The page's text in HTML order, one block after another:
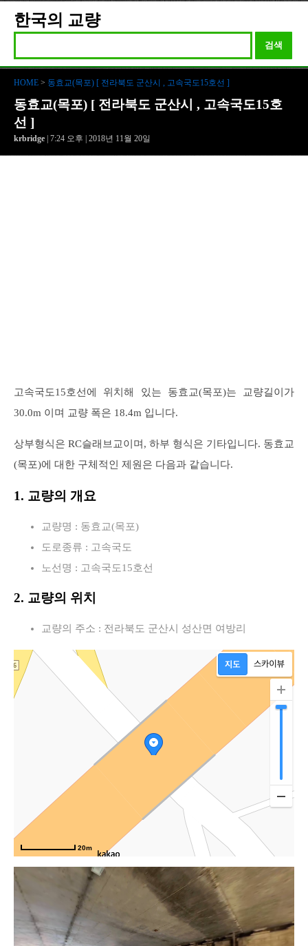
한국의 교량
검색
HOME > 동효교(목포) [ 전라북도 군산시 , 고속국도15호선 ]
동효교(목포) [ 전라북도 군산시 , 고속국도15호
선 ]
krbridge | 7:24 오후 | 2018년 11월 20일
고속국도15호선에 위치해 있는 동효교(목포)는 교량길이가
30.0m 이며 교량 폭은 18.4m 입니다.
상부형식은 RC슬래브교이며, 하부 형식은 기타입니다. 동효교
(목포)에 대한 구체적인 제원은 다음과 같습니다.
1. 교량의 개요
교량명 : 동효교(목포)
도로종류 : 고속국도
노선명 : 고속국도15호선
2. 교량의 위치
교량의 주소 : 전라북도 군산시 성산면 여방리
20m